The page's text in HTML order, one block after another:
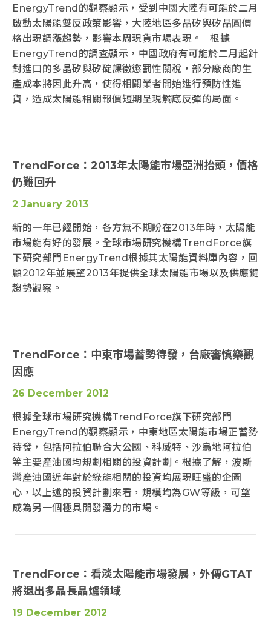
EnergyTrend的觀察顯示，受到中國大陸有可能於二月
啟動太陽能雙反政策影響，大陸地區多晶矽與矽晶圓價
格出現調漲趨勢，影響本周現貨市場表現。 根據
EnergyTrend的調查顯示，中國政府有可能於二月起針
對進口的多晶矽與矽碇課徵懲罰性關稅，部分廠商的生
產成本將因此升高，使得相關業者開始進行預防性進
貨，造成太陽能相關報價短期呈現觸底反彈的局面。
TrendForce：2013年太陽能市場亞洲抬頭，價格
仍難回升
2 January 2013
新的一年已經開始，各方無不期盼在2013年時，太陽能
市場能有好的發展。全球市場研究機構TrendForce旗
下研究部門EnergyTrend根據其太陽能資料庫內容，回
顧2012年並展望2013年提供全球太陽能市場以及供應鏈
趨勢觀察。
TrendForce：中東市場蓄勢待發，台廠審慎樂觀
因應
26 December 2012
根據全球市場研究機構TrendForce旗下研究部門
EnergyTrend的觀察顯示，中東地區太陽能市場正蓄勢
待發，包括阿拉伯聯合大公國、科威特、沙烏地阿拉伯
等主要產油國均規劃相關的投資計劃。根據了解，波斯
灣產油國近年對於綠能相關的投資均展現旺盛的企圖
心，以上述的投資計劃來看，規模均為GW等級，可望
成為另一個極具開發潛力的市場。
TrendForce：看淡太陽能市場發展，外傳GTAT
將退出多晶長晶爐領域
19 December 2012